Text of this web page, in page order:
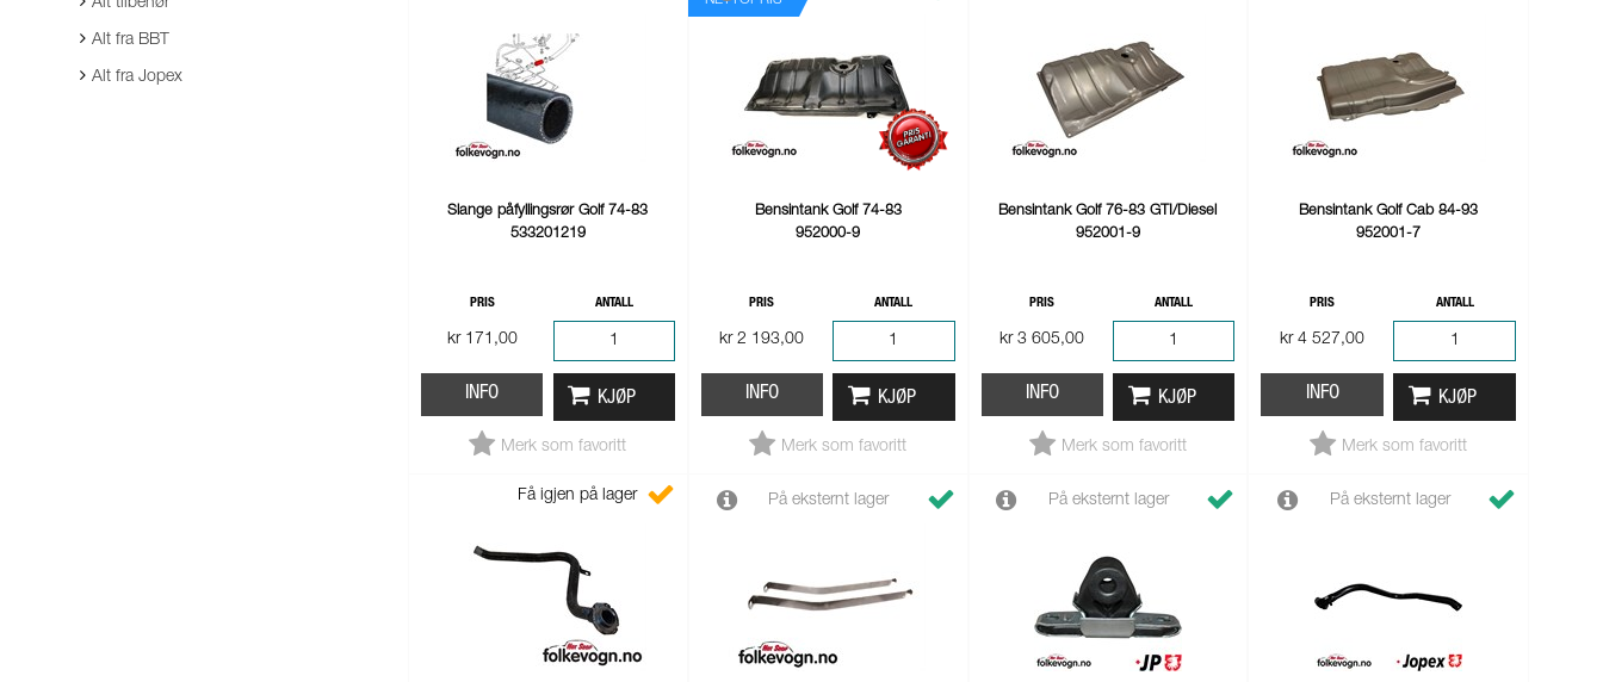
Alt tilbehør
Alt fra BBT
Alt fra Jopex
Slange påfyllingsrør Golf 74-83
533201219
PRIS
kr 171,00
ANTALL
INFO KJØP
Merk som favoritt
Bensintank Golf 74-83
952000-9
PRIS
kr 2 193,00
ANTALL
INFO KJØP
Merk som favoritt
Bensintank Golf 76-83 GTI/Diesel
952001-9
PRIS
kr 3 605,00
ANTALL
INFO KJØP
Merk som favoritt
Bensintank Golf Cab 84-93
952001-7
PRIS
kr 4 527,00
ANTALL
INFO KJØP
Merk som favoritt
Få igjen på lager På eksternt lager På eksternt lager På eksternt lager